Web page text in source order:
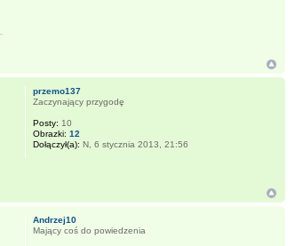
przemo137
Zaczynający przygodę
Posty: 10
Obrazki: 12
Dołączył(a): N, 6 stycznia 2013, 21:56
Andrzej10
Mający coś do powiedzenia